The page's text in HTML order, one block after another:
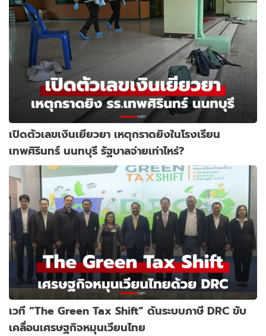
เปิดตัวเลขเงินเยียวยา เหตุกราดยิงในโรงเรียน
เทพศิรินทร์ นนทบุรี รัฐบาลจ่ายเท่าไหร่?
เวที “The Green Tax Shift” ดันระบบภาษี DRC ขับ
เคลื่อนเศรษฐกิจหมุนเวียนไทย